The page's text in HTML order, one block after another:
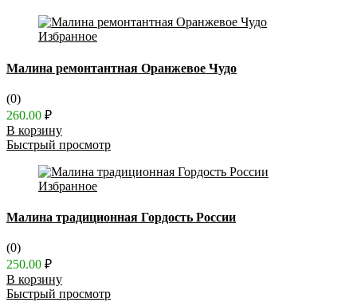
Избранное
Малина ремонтантная Оранжевое Чудо
(0)
260.00 ₽
В корзину
Быстрый просмотр
Избранное
Малина традиционная Гордость России
(0)
250.00 ₽
В корзину
Быстрый просмотр